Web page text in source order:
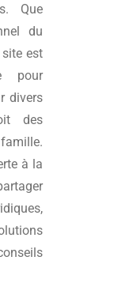
Que
du
est
pour
divers
des
à la